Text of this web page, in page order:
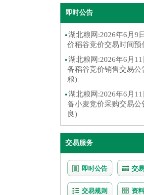
即时公告
湖北粮网:2026年6月9
价稻谷竞价交易时间预
湖北粮网:2026年6月
备稻谷竞价销售交易公
粮)
湖北粮网:2026年6月
备小麦竞价采购交易公
良)
交易服务
即时公告 交
交易规则 资